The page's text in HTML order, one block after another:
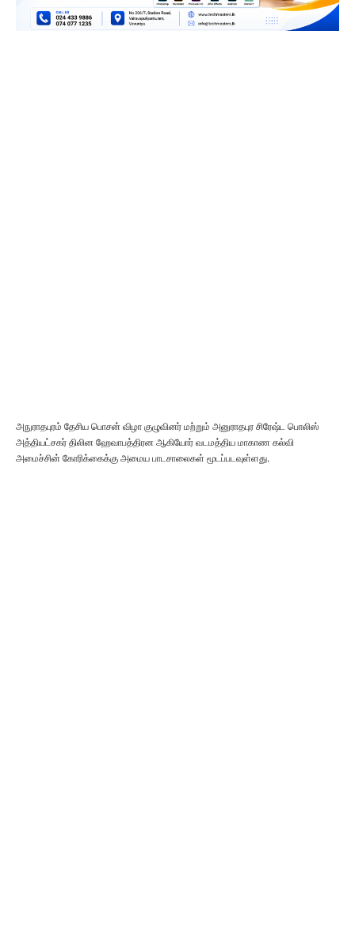
அநுராதபுரம் தேசிய பொசன் விழா குழுவினர் மற்றும் அனுராதபுர சிரேஷ்ட பொலிஸ்
அத்தியட்சகர் திலின ஹேவாபத்திரன ஆகியோர் வடமத்திய மாகாண கல்வி
அமைச்சின் கோரிக்கைக்கு அமைய பாடசாலைகள் மூடப்படவுள்ளது.